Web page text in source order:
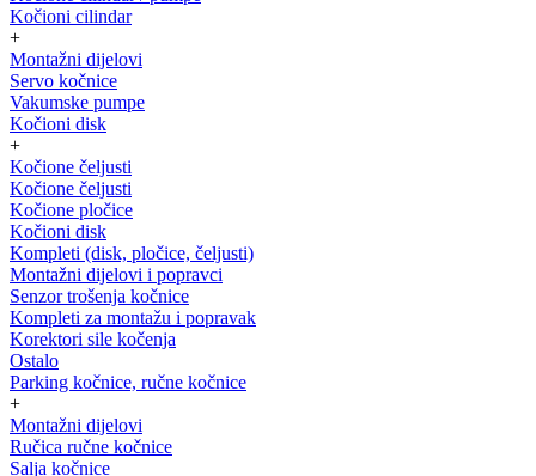
Kočioni cilindar
+
Montažni dijelovi
Servo kočnice
Vakumske pumpe
Kočioni disk
+
Kočione čeljusti
Kočione čeljusti
Kočione pločice
Kočioni disk
Kompleti (disk, pločice, čeljusti)
Montažni dijelovi i popravci
Senzor trošenja kočnice
Kompleti za montažu i popravak
Korektori sile kočenja
Ostalo
Parking kočnice, ručne kočnice
+
Montažni dijelovi
Ručica ručne kočnice
Salja kočnice